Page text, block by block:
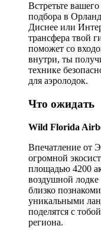
Встретьте
подбора в
Диснее или
трансфера твой
поможет со
внутри, ты
технике
для аэролодок.
Что ожидать
Wild Florida
Впечатление от
огромной
площадью 4200
воздушной лодке
близко
уникальными
поделятся с
региона.